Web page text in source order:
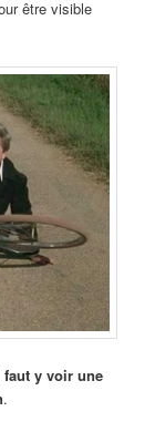
être visible
faut y voir une
.